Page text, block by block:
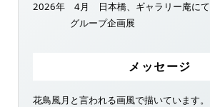
2026年 4月 日本橋、ギャラリー庵にて
グループ企画展
メッセージ
花鳥風月と言われる画風で描いています。